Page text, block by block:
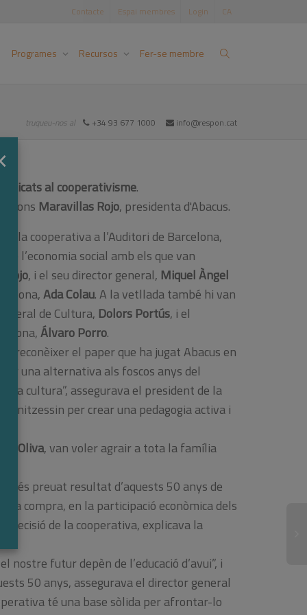
Contacte Espai membres Login CA
Programes Recursos Fer-se membre
truqueu-nos al +34 93 677 1000 info@respon.cat
al cooperativisme.
Maravillas Rojo, presidenta d'Abacus.
la cooperativa a l’Auditori de Barcelona,
l’economia social amb els que van
Rojo, i el seu director general, Miquel Àngel
Ada Colau. A la vetllada també hi van
de Cultura, Dolors Portús, i el
Álvaro Porro.
reconèixer el paper que ha jugat Abacus en
una alternativa als foscos anys del
la cultura”, assegurava el president de la
per crear una pedagogia activa i
Oliva, van voler agrair a tota la família
preuat resultat d’aquests 50 anys de
compra, en la participació econòmica dels
decisió de la cooperativa, explicava la
futur depèn de l’educació d’avui”, i
50 anys, assegurava el director general
té una base sòlida per afrontar-lo